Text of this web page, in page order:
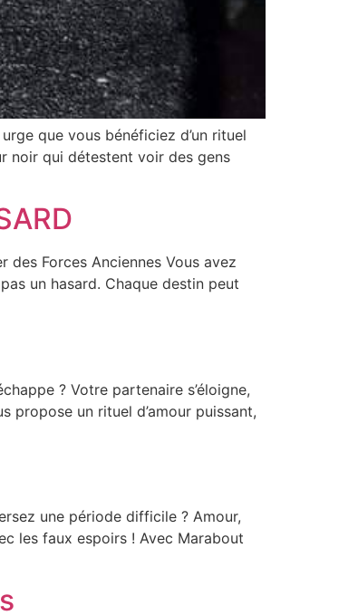
urge que vous bénéficiez d’un rituel
noir qui détestent voir des gens
des Forces Anciennes Vous avez
un hasard. Chaque destin peut
? Votre partenaire s’éloigne,
propose un rituel d’amour puissant,
une période difficile ? Amour,
les faux espoirs ! Avec Marabout